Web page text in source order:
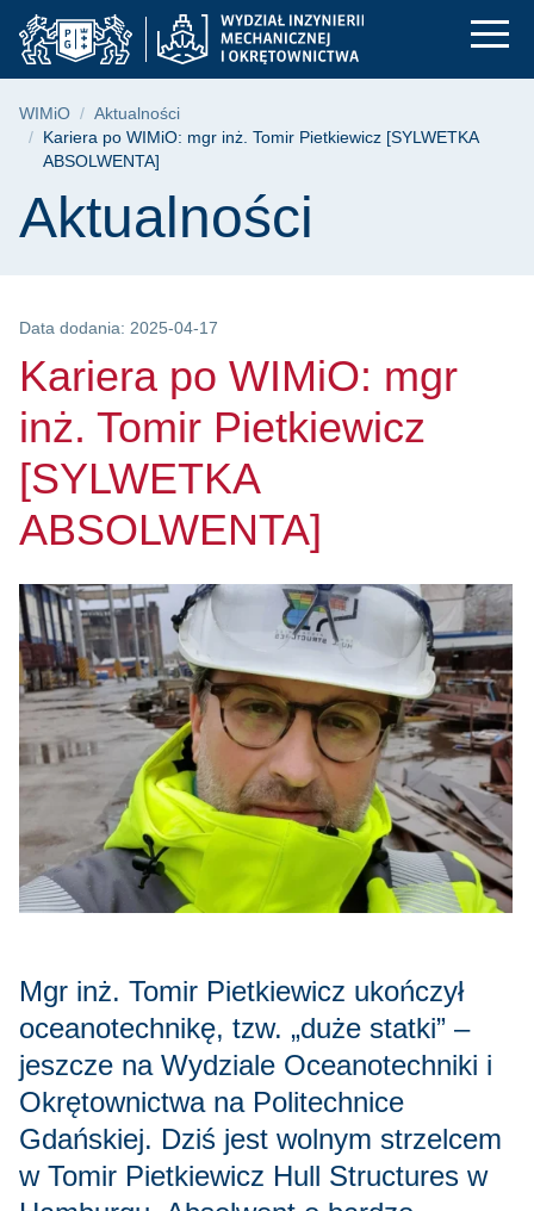
Przejdź
do
menu
Przejdź
do
wyszukiwarki
Przejdź
do
treści
Kariera po WIMiO:
Ścieżka nawigacyjna
WIMiO
Aktualności
Kariera po WIMiO: mgr inż. Tomir Pietkiewicz [SYLWETKA
ABSOLWENTA]
Treść strony
Aktualności
Data dodania: 2025-04-17
Kariera po WIMiO: mgr
inż. Tomir Pietkiewicz
[SYLWETKA
ABSOLWENTA]
Mgr inż. Tomir Pietkiewicz ukończył
oceanotechnikę, tzw. „duże statki” –
jeszcze na Wydziale Oceanotechniki i
Okrętownictwa na Politechnice
Gdańskiej. Dziś jest wolnym strzelcem
w Tomir Pietkiewicz Hull Structures w